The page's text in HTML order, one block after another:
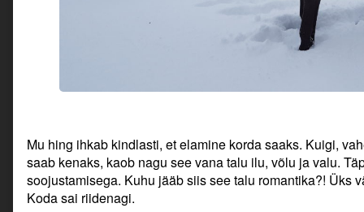
Mu hing ihkab kindlasti, et elamine korda saaks. Kuigi,
saab kenaks, kaob nagu see vana talu ilu, võlu ja valu.
soojustamisega. Kuhu jääb siis see talu romantika?! Üks
Koda sai riidenagi.